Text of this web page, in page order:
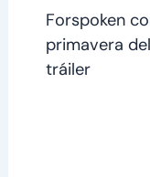
Forspoken
primavera
tráiler